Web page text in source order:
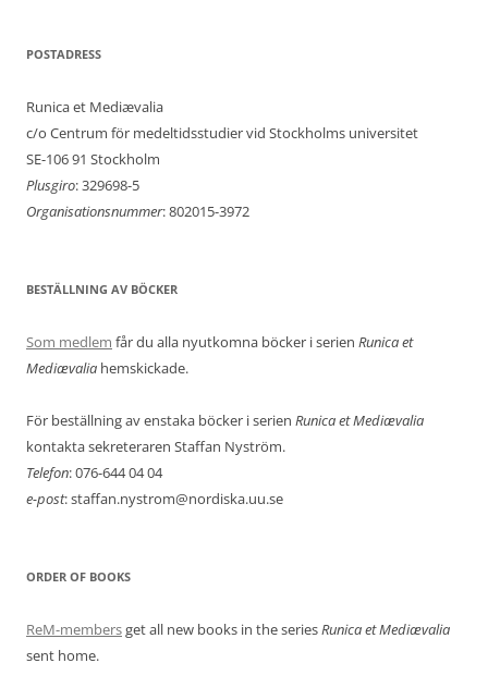
POSTADRESS
Runica et Mediævalia
c/o Centrum för medeltidsstudier vid Stockholms universitet
SE-106 91 Stockholm
Plusgiro: 329698-5
Organisationsnummer: 802015-3972
BESTÄLLNING AV BÖCKER
Som medlem får du alla nyutkomna böcker i serien Runica et
Mediævalia hemskickade.
För beställning av enstaka böcker i serien Runica et Mediævalia
kontakta sekreteraren Staffan Nyström.
Telefon: 076-644 04 04
e-post: staffan.nystrom@nordiska.uu.se
ORDER OF BOOKS
ReM-membersget all new books in the seriesRunica et Mediævalia
sent home.